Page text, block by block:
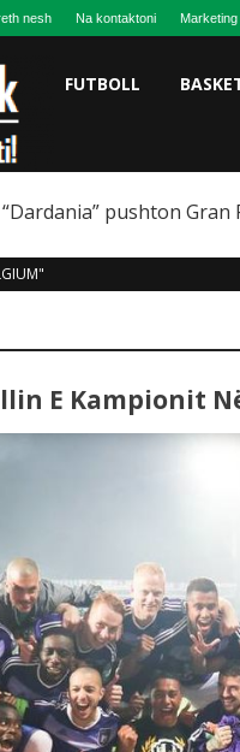
nesh Na kontaktoni Marketing
FUTBOLL
“Dardania” pushton
E Kampionit